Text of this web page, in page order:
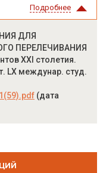
Подробнее
ДЛЯ
ПЕРЕЛЕЧИВАНИЯ
XXI столетия.
LX междунар. студ.
(дата